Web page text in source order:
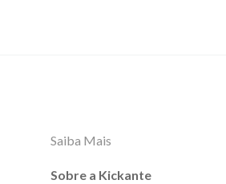
Saiba Mais
Sobre a Kickante